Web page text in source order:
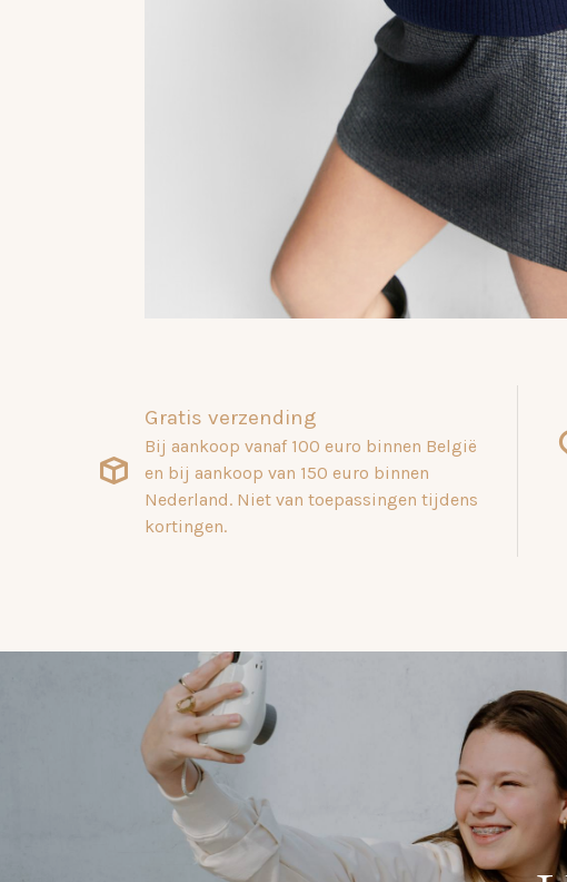
Gratis verzending
Bij aankoop vanaf 100 euro binnen België
en bij aankoop van 150 euro binnen
Nederland. Niet van toepassingen tijdens
kortingen.